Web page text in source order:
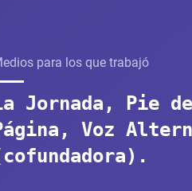
para los que trabajó
Jornada, Pie de
Voz